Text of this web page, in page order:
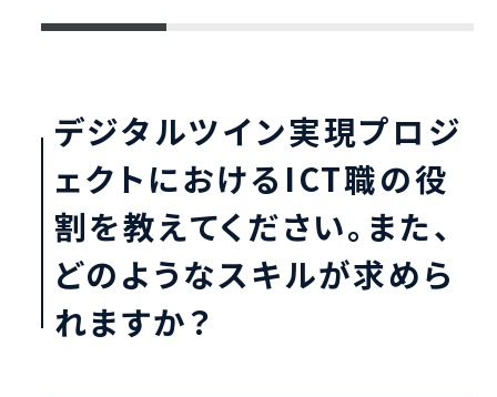
デジタルツイン実現プロジ
ェクトにおけるICT職の役
割を教えてください。また、
どのようなスキルが求めら
れますか？